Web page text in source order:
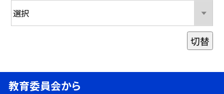
切替
教育委員会から